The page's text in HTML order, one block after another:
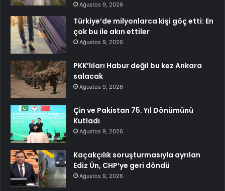
Ağustos 9, 2026
Türkiye’de milyonlarca kişi göç etti: En
çok bu ile akın ettiler
Ağustos 9, 2026
PKK’lıları Habur değil bu kez Ankara
salacak
Ağustos 9, 2026
Çin ve Pakistan 75. Yıl Dönümünü
Kutladı
Ağustos 9, 2026
Kaçakçılık soruşturmasıyla ayrılan
Ediz Ün, CHP’ye geri döndü
Ağustos 9, 2026